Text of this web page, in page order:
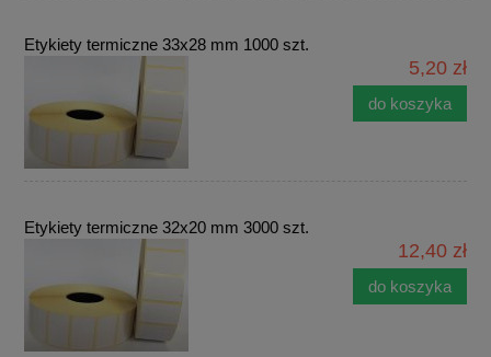
Etykiety termiczne 33x28 mm 1000 szt.
5,20 zł
do koszyka
Etykiety termiczne 32x20 mm 3000 szt.
12,40 zł
do koszyka